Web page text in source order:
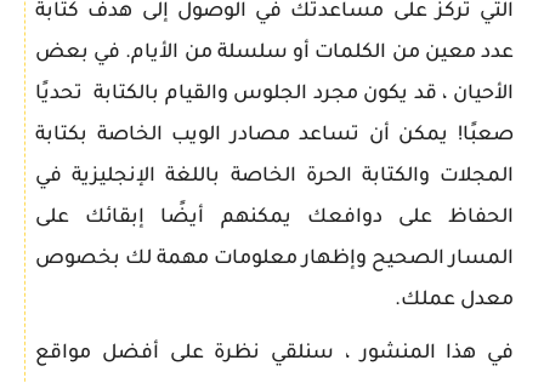
التي تركز على مساعدتك في الوصول إلى هدف كتابة
عدد معين من الكلمات أو سلسلة من الأيام. في بعض
الأحيان ، قد يكون مجرد الجلوس والقيام بالكتابة تحديًا
صعبًا! يمكن أن تساعد مصادر الويب الخاصة بكتابة
المجلات والكتابة الحرة الخاصة باللغة الإنجليزية في
الحفاظ على دوافعك يمكنهم أيضًا إبقائك على
المسار الصحيح وإظهار معلومات مهمة لك بخصوص
معدل عملك.
في هذا المنشور ، سنلقي نظرة على أفضل مواقع